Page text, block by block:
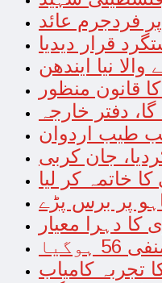
فردجرم عائد
قرار دیدیا
نیا ایندھن
قانون منظور
دفتر خارجہ
طیب اردوان
جان کربی
پر برس پڑے
کا دہرا معیار
تجربہ کامیاب